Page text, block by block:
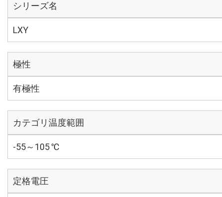
シリーズ名
LXY
極性
有極性
カテゴリ温度範囲
-55～105 ℃
定格電圧